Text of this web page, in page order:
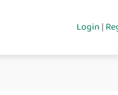
Login|